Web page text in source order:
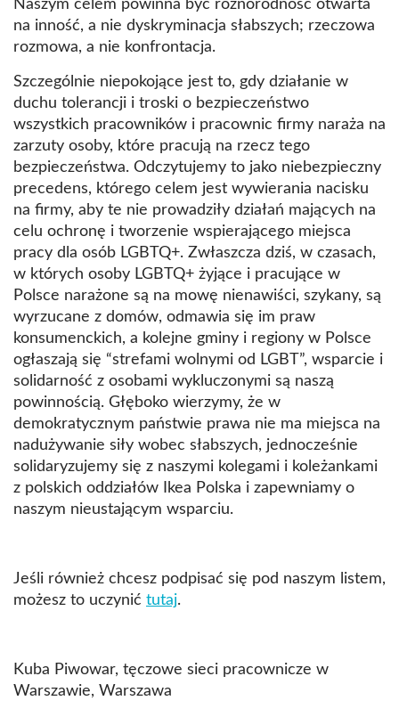
Naszym celem powinna być różnorodność otwarta
na inność, a nie dyskryminacja słabszych; rzeczowa
rozmowa, a nie konfrontacja.
Szczególnie niepokojące jest to, gdy działanie w
duchu tolerancji i troski o bezpieczeństwo
wszystkich pracowników i pracownic firmy naraża na
zarzuty osoby, które pracują na rzecz tego
bezpieczeństwa. Odczytujemy to jako niebezpieczny
precedens, którego celem jest wywierania nacisku
na firmy, aby te nie prowadziły działań mających na
celu ochronę i tworzenie wspierającego miejsca
pracy dla osób LGBTQ+. Zwłaszcza dziś, w czasach,
w których osoby LGBTQ+ żyjące i pracujące w
Polsce narażone są na mowę nienawiści, szykany, są
wyrzucane z domów, odmawia się im praw
konsumenckich, a kolejne gminy i regiony w Polsce
ogłaszają się “strefami wolnymi od LGBT”, wsparcie i
solidarność z osobami wykluczonymi są naszą
powinnością. Głęboko wierzymy, że w
demokratycznym państwie prawa nie ma miejsca na
nadużywanie siły wobec słabszych, jednocześnie
solidaryzujemy się z naszymi kolegami i koleżankami
z polskich oddziałów Ikea Polska i zapewniamy o
naszym nieustającym wsparciu.
Jeśli również chcesz podpisać się pod naszym listem,
możesz to uczynić tutaj.
Kuba Piwowar, tęczowe sieci pracownicze w
Warszawie, Warszawa